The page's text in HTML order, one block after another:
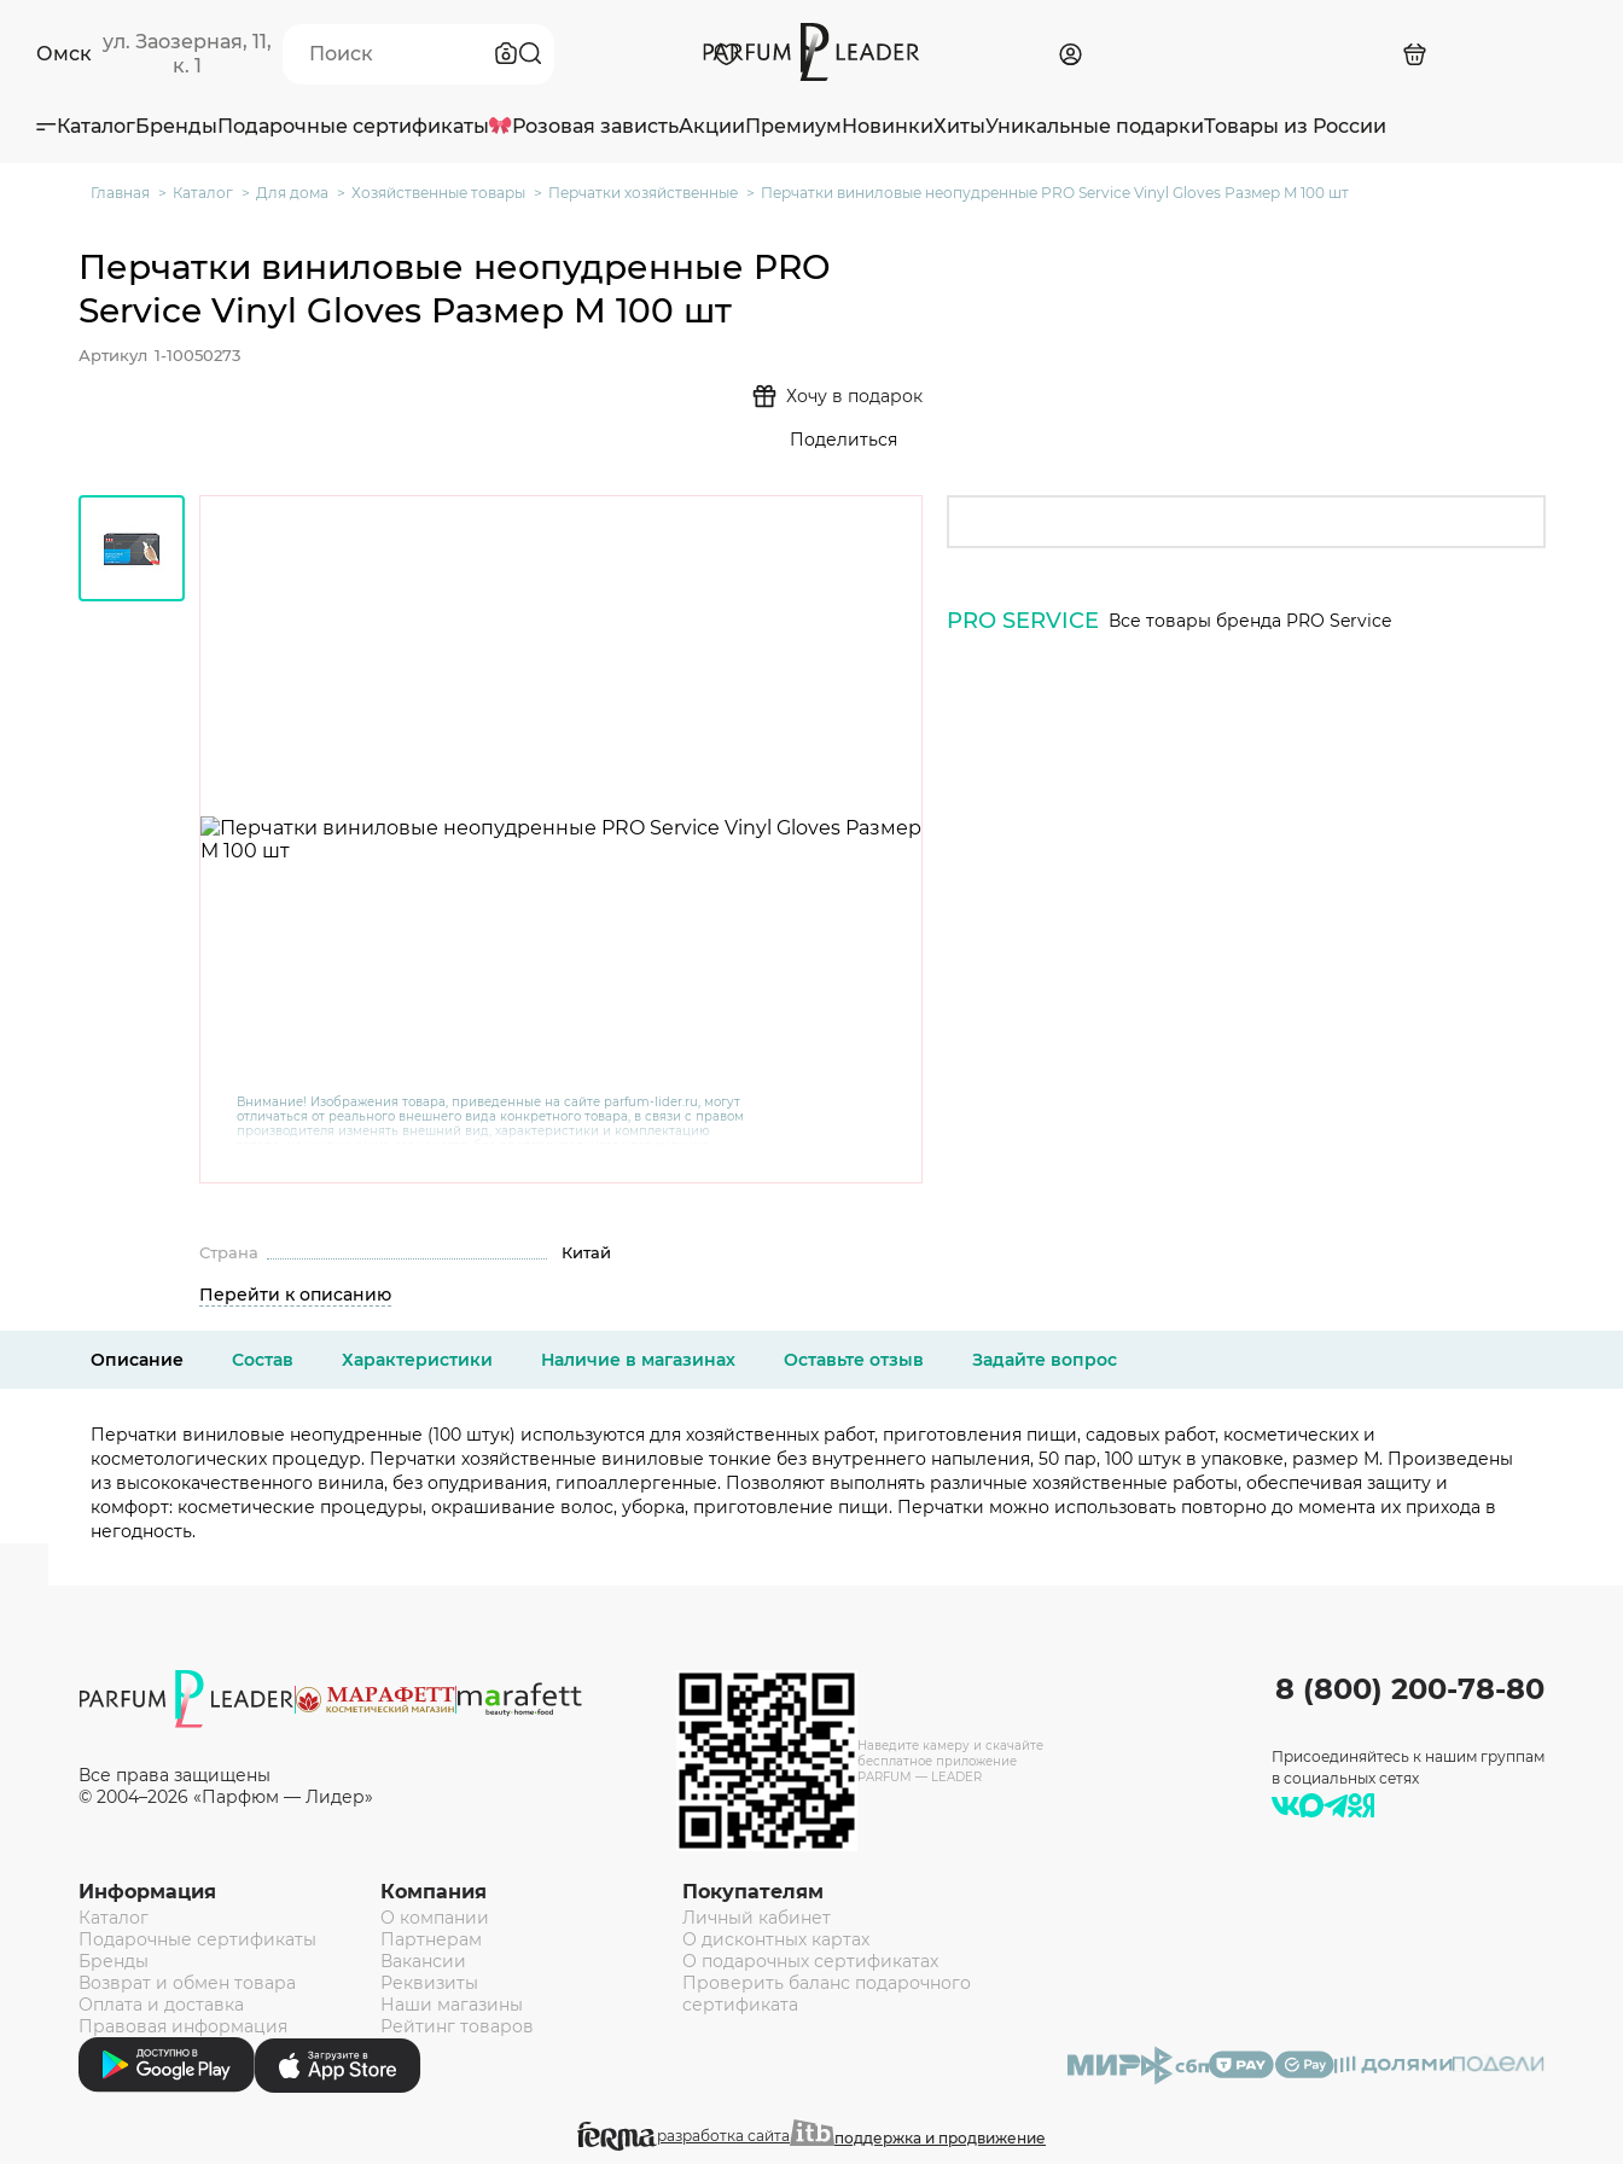
Омск
ул. Заозерная, 11,
к. 1
КаталогБрендыПодарочные сертификаты Розовая завистьАкцииПремиумНовинкиХитыУникальные подаркиТовары из России
Главная Каталог Для дома Хозяйственные товары Перчатки хозяйственные Перчатки виниловые неопудренные PRO Service Vinyl Gloves Размер M 100 шт
Внимание! Изображения товара, приведенные на сайте parfum-lider.ru, могут
отличаться от реального внешнего вида конкретного товара, в связи с правом
производителя изменять внешний вид, характеристики и комплектацию
консультантов по номеру 8 800 200 78 80.
Перчатки виниловые неопудренные PRO
Service Vinyl Gloves Размер M 100 шт
Артикул 1-10050273
Хочу в подарок
Поделиться
Страна Китай
Перейти к описанию
PRO SERVICE Все товары бренда PRO Service
Описание Состав Характеристики Наличие в магазинах Оставьте отзыв Задайте вопрос
Перчатки виниловые неопудренные (100 штук) используются для хозяйственных работ, приготовления пищи, садовых работ, косметических и
косметологических процедур. Перчатки хозяйственные виниловые тонкие без внутреннего напыления, 50 пар, 100 штук в упаковке, размер М. Произведены
из высококачественного винила, без опудривания, гипоаллергенные. Позволяют выполнять различные хозяйственные работы, обеспечивая защиту и
комфорт: косметические процедуры, окрашивание волос, уборка, приготовление пищи. Перчатки можно использовать повторно до момента их прихода в
негодность.
Все права защищены
© 2004–2026 «Парфюм — Лидер»
Наведите камеру и скачайте
бесплатное приложение
PARFUM — LEADER
Информация
Каталог
Подарочные сертификаты
Бренды
Возврат и обмен товара
Оплата и доставка
Правовая информация
Компания
О компании
Партнерам
Вакансии
Реквизиты
Наши магазины
Рейтинг товаров
Покупателям
Личный кабинет
О дисконтных картах
О подарочных сертификатах
Проверить баланс подарочного
сертификата
8 (800) 200-78-80
Присоединяйтесь к нашим группам
в социальных сетях
разработка сайта поддержка и продвижение